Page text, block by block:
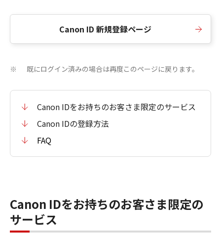
Canon ID 新規登録ページ
※ 既にログイン済みの場合は再度このページに戻ります。
Canon IDをお持ちのお客さま限定のサービス
Canon IDの登録方法
FAQ
Canon IDをお持ちのお客さま限定の
サービス